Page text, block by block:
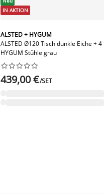
IN AKTION
ALSTED + HYGUM
ALSTED Ø120 Tisch dunkle Eiche + 4
HYGUM Stühle grau






439,00 €/SET